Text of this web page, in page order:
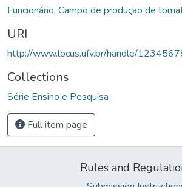
Funcionário, Campo de produção de
URI
http://www.locus.ufv.br/handle/
Collections
Série Ensino e Pesquisa
Full item page
Rules and